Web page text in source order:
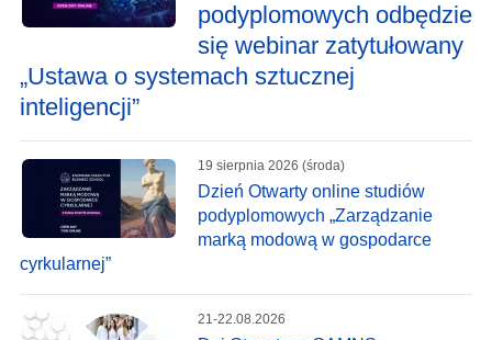
podyplomowych odbędzie
się webinar zatytułowany
„Ustawa o systemach sztucznej
inteligencji”
19 sierpnia 2026 (środa)
Dzień Otwarty online studiów
podyplomowych „Zarządzanie
marką modową w gospodarce
cyrkularnej”
21-22.08.2026